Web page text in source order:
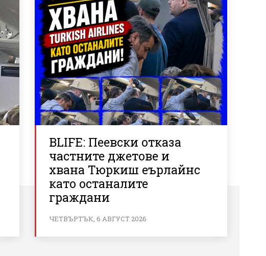
BLIFE: Пеевски отказа
частните джетове и
хвана Тюркиш еърлайнс
като останалите
граждани
ЧЕТВЪРТЪК, 6 АВГУСТ 2026